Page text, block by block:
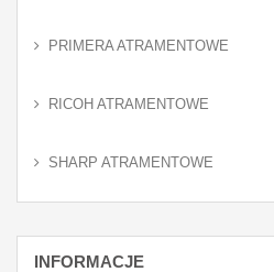
PRIMERA ATRAMENTOWE
RICOH ATRAMENTOWE
SHARP ATRAMENTOWE
INFORMACJE